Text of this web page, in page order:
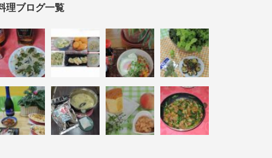
理ブログ一覧